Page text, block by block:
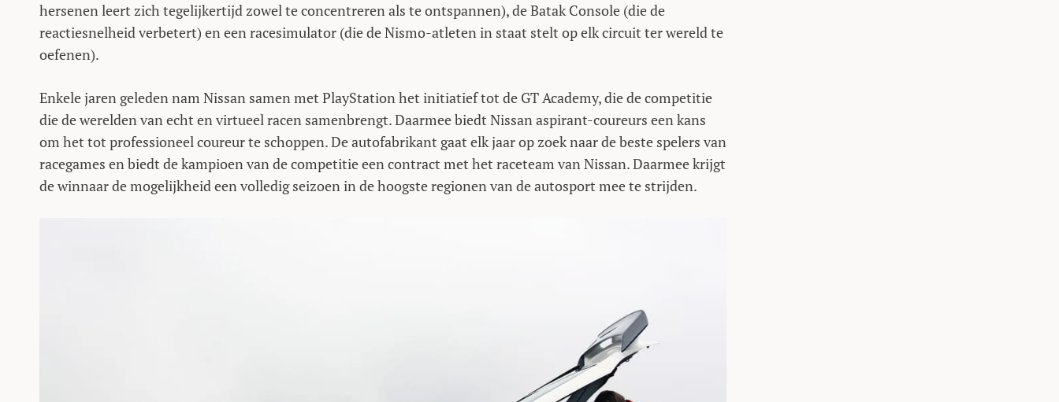
hersenen leert zich tegelijkertijd zowel te concentreren als te ontspannen), de Batak Console (die de
reactiesnelheid verbetert) en een racesimulator (die de Nismo-atleten in staat stelt op elk circuit ter wereld te
oefenen).
Enkele jaren geleden nam Nissan samen met PlayStation het initiatief tot de GT Academy, die de competitie
die de werelden van echt en virtueel racen samenbrengt. Daarmee biedt Nissan aspirant-coureurs een kans
om het tot professioneel coureur te schoppen. De autofabrikant gaat elk jaar op zoek naar de beste spelers van
racegames en biedt de kampioen van de competitie een contract met het raceteam van Nissan. Daarmee krijgt
de winnaar de mogelijkheid een volledig seizoen in de hoogste regionen van de autosport mee te strijden.